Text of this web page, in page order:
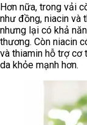
Hơn nữa, trong vải
như đồng, niacin và
nhưng lại có khả
thương. Còn niacin
và thiamin hỗ trợ cơ
da khỏe mạnh hơn.